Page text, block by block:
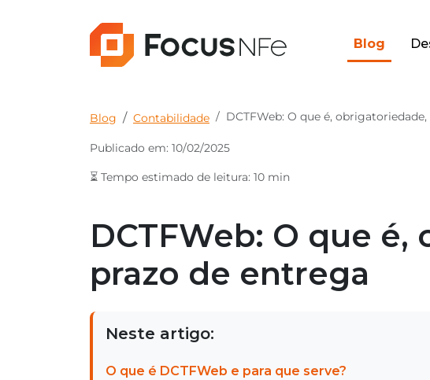
Blog
Blog Contabilidade DCTFWeb: O que é,
Publicado em: 10/02/2025
⏳ Tempo estimado de leitura: 10 min
DCTFWeb: O que
prazo de entrega
Neste artigo:
O que é DCTFWeb e para que serve?